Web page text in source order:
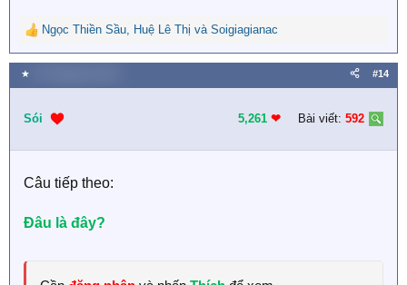
R
e
a
c
i
n
:
Ngọc Thiền Sầu, Huệ Lê Thị và Soigiagianac
★ #14
Sói 5,261 ❤︎ Bài viết: 592
Câu tiếp theo:
Đâu là đây?